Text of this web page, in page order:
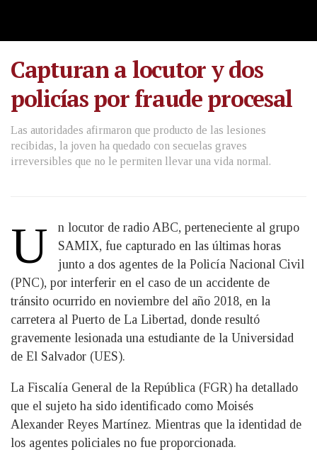
Capturan a locutor y dos
policías por fraude procesal
Las autoridades afirmaron que producto de las lesiones
recibidas, la joven ha quedado con secuelas graves
irreversibles que no le permiten llevar una vida normal.
U
n locutor de radio ABC, perteneciente al grupo
SAMIX, fue capturado en las últimas horas
junto a dos agentes de la Policía Nacional Civil
(PNC), por interferir en el caso de un accidente de
tránsito ocurrido en noviembre del año 2018, en la
carretera al Puerto de La Libertad, donde resultó
gravemente lesionada una estudiante de la Universidad
de El Salvador (UES).
La Fiscalía General de la República (FGR) ha detallado
que el sujeto ha sido identificado como Moisés
Alexander Reyes Martínez. Mientras que la identidad de
los agentes policiales no fue proporcionada.